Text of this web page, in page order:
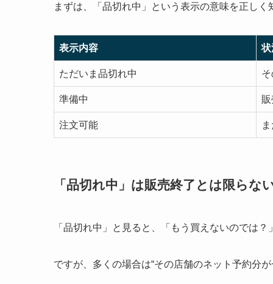
まずは、「品切れ中」という表示の意味を正しく
表示内容 状
ただいま品切れ中
準備中
注文可能
「品切れ中」は販売終了とは限らな
「品切れ中」と見ると、「もう買えないのでは
ですが、多くの場合は“その店舗のネット予約分